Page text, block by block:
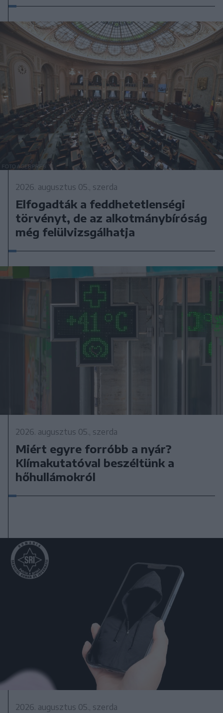
2026. augusztus 05., szerda
Elfogadták a feddhetetlenségi
törvényt, de az alkotmánybíróság
még felülvizsgálhatja
2026. augusztus 05., szerda
Miért egyre forróbb a nyár?
Klímakutatóval beszéltünk a
hőhullámokról
2026. augusztus 05., szerda